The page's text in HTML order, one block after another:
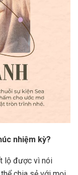
nhiệm kỳ?
lộ được vì nói